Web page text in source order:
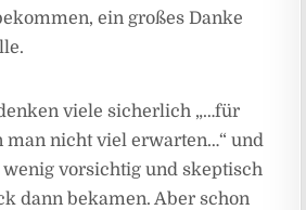
ein großes Danke
viele sicherlich „…für
nicht viel erwarten…“ und
vorsichtig und skeptisch
dann bekamen. Aber schon